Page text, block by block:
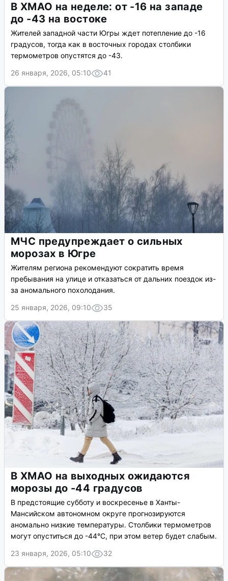
В ХМАО на неделе: от -16 на западе
до -43 на востоке
Жителей западной части Югры ждет потепление до -16
градусов, тогда как в восточных городах столбики
термометров опустятся до -43.
26 января, 2026, 05:10
41
МЧС предупреждает о сильных
морозах в Югре
Жителям региона рекомендуют сократить время
пребывания на улице и отказаться от дальних поездок из-
за аномального похолодания.
25 января, 2026, 09:10
35
В ХМАО на выходных ожидаются
морозы до -44 градусов
В предстоящие субботу и воскресенье в Ханты-
Мансийском автономном округе прогнозируются
аномально низкие температуры. Столбики термометров
могут опуститься до -44°C, при этом ветер будет слабым.
23 января, 2026, 05:10
32